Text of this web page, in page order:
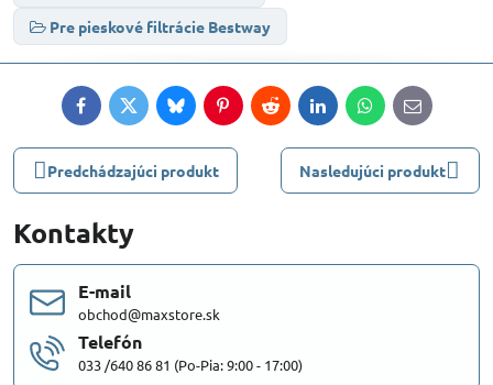
Pre pieskové filtrácie Bestway
FacebookTwitterBlueskyPinterestRedditLinkedInWhatsApp
E-
mail
Predchádzajúci produkt Nasledujúci produkt
Kontakty
E-mail
obchod@maxstore.sk
Telefón
033 /640 86 81 (Po-Pia: 9:00 - 17:00)